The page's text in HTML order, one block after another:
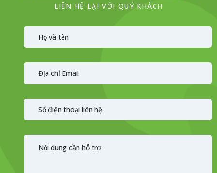
LIÊN HỆ LẠI VỚI QUÝ KHÁCH